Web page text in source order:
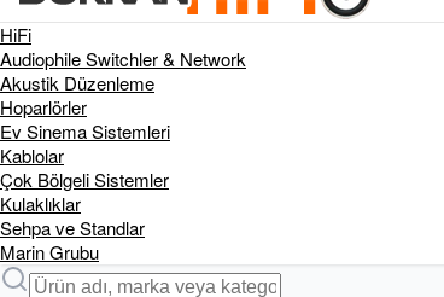
HiFi
Audiophile Switchler & Network
Akustik Düzenleme
Hoparlörler
Ev Sinema Sistemleri
Kablolar
Çok Bölgeli Sistemler
Kulaklıklar
Sehpa ve Standlar
Marin Grubu